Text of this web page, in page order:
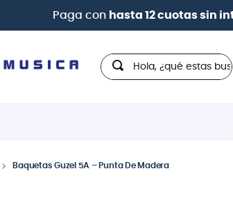
| Paga en cuotas
Hola, ¿qué estas
Baquetas Guzel 5A – Punta De Madera